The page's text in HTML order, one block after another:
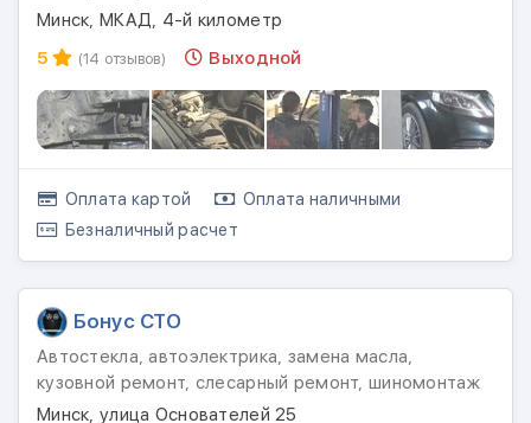
Минск, МКАД, 4-й километр
5
(14 отзывов) Выходной
Оплата картой
Оплата наличными
Безналичный расчет
Бонус СТО
Автостекла, автоэлектрика, замена масла,
кузовной ремонт, слесарный ремонт, шиномонтаж
Минск, улица Основателей 25